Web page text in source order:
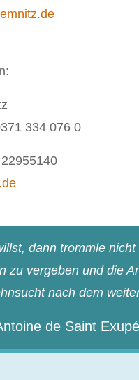
334 076 0
dann trommle
zu vergeben und die
nach dem
de Saint